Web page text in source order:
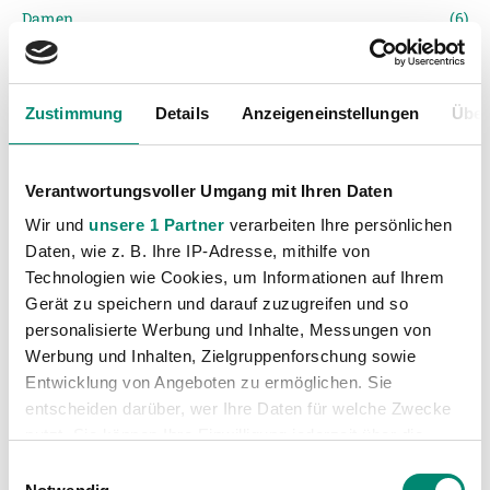
Zustimmung Details Anzeigeneinstellungen
Verantwortungsvoller Umgang mit Ihren Daten
Wir und unsere 1 Partner verarbeiten Ihre persönlichen
Daten, wie z. B. Ihre IP-Adresse, mithilfe von
Technologien wie Cookies, um Informationen auf Ihrem
Gerät zu speichern und darauf zuzugreifen und so
personalisierte Werbung und Inhalte, Messungen von
Werbung und Inhalten, Zielgruppenforschung sowie
Entwicklung von Angeboten zu ermöglichen. Sie
entscheiden darüber, wer Ihre Daten für welche Zwecke
Damen
(6)
Junge Wikinger Ried
(414)
Nachwuchs
(74)
Profis
(1317)
Unkategorisiert
VORIGER NEWSEINTRAG
Rieder Blitzstart bei 4:2-Heimsieg gegen Grödig
NÄCHSTER NEWSEINTRAG
SAK Klagenfurt Gegner im Cup-Achtelfinale